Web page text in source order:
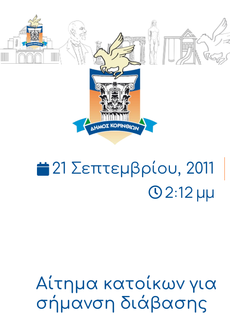
ΔΗΜΟΣ
ΚΟΡΙΝΘΙΩΝ
21 Σεπτεμβρίου, 2011
2:12 μμ
Αίτημα κατοίκων για
σήμανση διάβασης